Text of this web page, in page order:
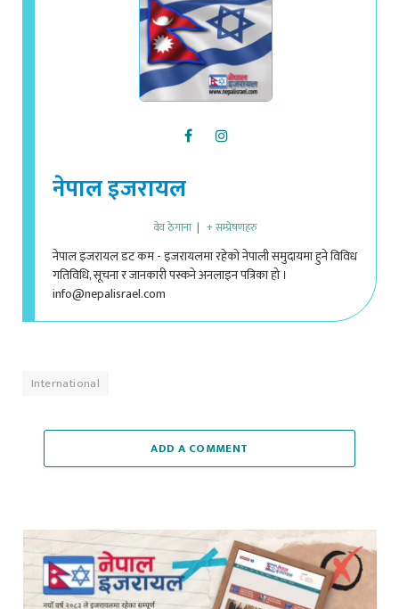
नेपाल इजरायल
वेव ठेगाना | + सम्प्रेषणहरु
नेपाल इजरायल डट कम - इजरायलमा रहेको नेपाली समुदायमा हुने विविध
गतिविधि, सूचना र जानकारी पस्कने अनलाइन पत्रिका हो ।
info@nepalisrael.com
International
ADD A COMMENT